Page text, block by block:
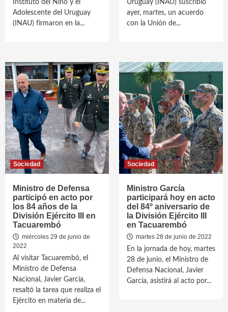
Instituto del Niño y el
Adolescente del Uruguay
(INAU) firmaron en la...
Uruguay (INAU) suscribió
ayer, martes, un acuerdo
con la Unión de...
Sociedad
Ministro de Defensa
participó en acto por
los 84 años de la
División Ejército III en
Tacuarembó
miércoles 29 de junio de
2022
Al visitar Tacuarembó, el
Ministro de Defensa
Nacional, Javier García,
resaltó la tarea que realiza el
Ejército en materia de...
Sociedad
Ministro García
participará hoy en acto
del 84º aniversario de
la División Ejército III
en Tacuarembó
martes 28 de junio de 2022
En la jornada de hoy, martes
28 de junio, el Ministro de
Defensa Nacional, Javier
García, asistirá al acto por...